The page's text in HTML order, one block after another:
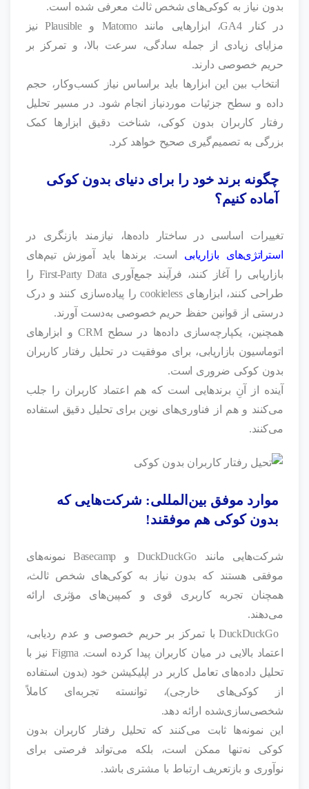
بدون نیاز به کوکی‌های شخص ثالث معرفی شده است.
در کنار GA4، ابزارهایی مانند Matomo و Plausible نیز
مزایای زیادی از جمله سادگی، سرعت بالا، و تمرکز بر
حریم خصوصی دارند.
انتخاب بین این ابزارها باید براساس نیاز کسب‌وکار، حجم
داده و سطح جزئیات موردنیاز انجام شود. در مسیر تحلیل
رفتار کاربران بدون کوکی، شناخت دقیق ابزارها کمک
بزرگی به تصمیم‌گیری صحیح خواهد کرد.
چگونه برند خود را برای دنیای بدون کوکی
آماده کنیم؟
تغییرات اساسی در ساختار داده‌ها، نیازمند بازنگری در
استراتژی‌های بازاریابی
است. برندها باید آموزش تیم‌های
بازاریابی را آغاز کنند، فرآیند جمع‌آوری First-Party Data را
طراحی کنند، ابزارهای cookieless را پیاده‌سازی کنند و درک
درستی از قوانین حفظ حریم خصوصی به‌دست آورند.
همچنین، یکپارچه‌سازی داده‌ها در سطح CRM و ابزارهای
اتوماسیون بازاریابی، برای موفقیت در تحلیل رفتار کاربران
بدون کوکی ضروری است.
آینده از آنِ برندهایی است که هم اعتماد کاربران را جلب
می‌کنند و هم از فناوری‌های نوین برای تحلیل دقیق استفاده
می‌کنند.
موارد موفق بین‌المللی: شرکت‌هایی که
بدون کوکی هم موفقند!
شرکت‌هایی مانند DuckDuckGo و Basecamp نمونه‌های
موفقی هستند که بدون نیاز به کوکی‌های شخص ثالث،
همچنان تجربه کاربری قوی و کمپین‌های مؤثری ارائه
می‌دهند.
DuckDuckGo با تمرکز بر حریم خصوصی و عدم ردیابی،
اعتماد بالایی در میان کاربران پیدا کرده است. Figma نیز با
تحلیل داده‌های تعامل کاربر در اپلیکیشن خود (بدون استفاده
از کوکی‌های خارجی)، توانسته تجربه‌ای کاملاً
شخصی‌سازی‌شده ارائه دهد.
این نمونه‌ها ثابت می‌کنند که تحلیل رفتار کاربران بدون
کوکی نه‌تنها ممکن است، بلکه می‌تواند فرصتی برای
نوآوری و بازتعریف ارتباط با مشتری باشد.